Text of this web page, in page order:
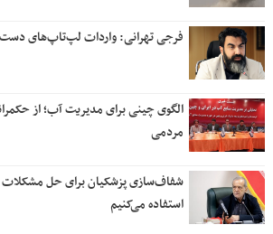
فرجی تهرانی: واردات لپ‌تاپ‌های دست
الگوی چینی برای مدیریت آب؛ از
مردمی
شفاف‌سازی پزشکیان برای حل
استفاده می‌کنیم